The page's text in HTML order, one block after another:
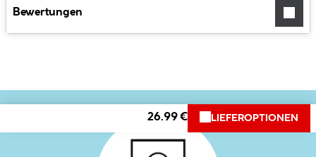
Bewertungen
26.99 € LIEFEROPTIONEN